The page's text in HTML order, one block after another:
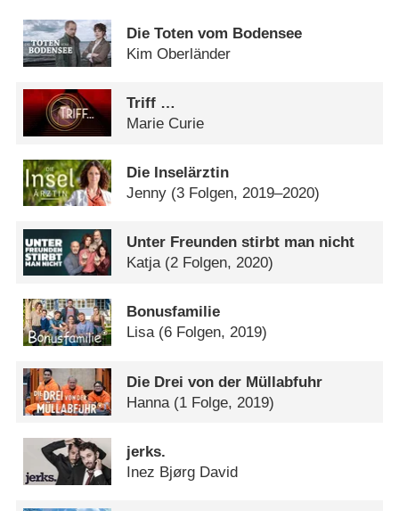
Die Toten vom Bodensee
Kim Oberländer
Triff …
Marie Curie
Die Inselärztin
Jenny (3 Folgen, 2019–2020)
Unter Freunden stirbt man nicht
Katja (2 Folgen, 2020)
Bonusfamilie
Lisa (6 Folgen, 2019)
Die Drei von der Müllabfuhr
Hanna (1 Folge, 2019)
jerks.
Inez Bjørg David